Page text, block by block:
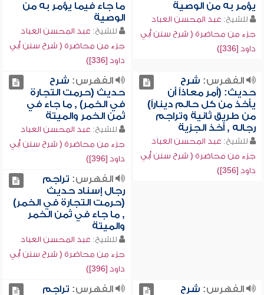
يؤمر به من الوصية
للشيخ: عبد المحسن العباد
جزء من محاضرة ( شرح سنن أبي
داود [336])
ما جاء فيما يؤمر به من
الوصية
للشيخ: عبد المحسن العباد
جزء من محاضرة ( شرح سنن أبي
داود [336])
الفهرس: شرح
حديث: (أمر معاذاً أن
يأخذ من كل حالم ديناراً)
من طريق ثانية وتراجم
رجاله , أخذ الجزية
للشيخ: عبد المحسن العباد
جزء من محاضرة ( شرح سنن أبي
داود [356])
الفهرس: شرح
حديث (حرمت التجارة
في الخمر) , ما جاء في
ثمن الخمر والميتة
للشيخ: عبد المحسن العباد
جزء من محاضرة ( شرح سنن أبي
داود [396])
الفهرس: تراجم
رجال إسناد حديث
(حرمت التجارة في الخمر)
, ما جاء في ثمن الخمر
والميتة
للشيخ: عبد المحسن العباد
جزء من محاضرة ( شرح سنن أبي
داود [396])
الفهرس: شرح
الفهرس: تراجم